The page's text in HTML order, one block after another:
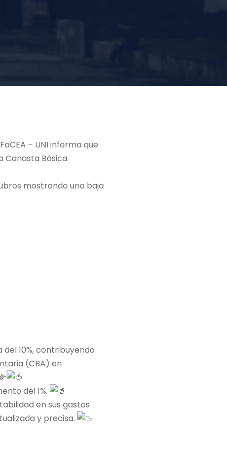
– UNI informa que
Canasta Básica
mostrando una baja
10%, contribuyendo
(CBA) en
del 1%.
en sus gastos
y precisa.